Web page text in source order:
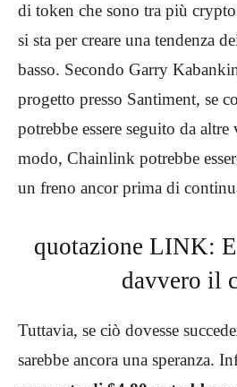
di token che sono tra più
si sta per creare una tendenza
basso. Secondo Garry
progetto presso Santiment, se
potrebbe essere seguito da
modo, Chainlink potrebbe
un freno ancor prima di
quotazione LINK:
davvero il
Tuttavia, se ciò dovesse
sarebbe ancora una speranza.